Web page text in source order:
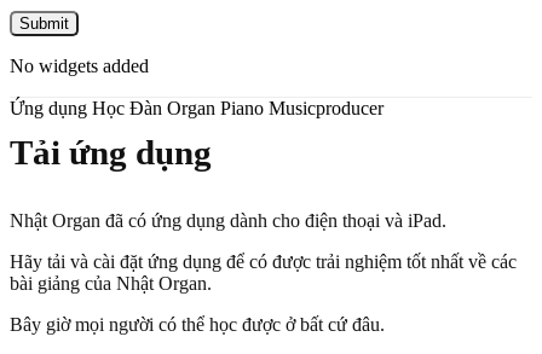
No widgets added
Ứng dụng Học Đàn Organ Piano Musicproducer
Tải ứng dụng
Nhật Organ đã có ứng dụng dành cho điện thoại và iPad.
Hãy tải và cài đặt ứng dụng để có được trải nghiệm tốt nhất về các
bài giảng của Nhật Organ.
Bây giờ mọi người có thể học được ở bất cứ đâu.